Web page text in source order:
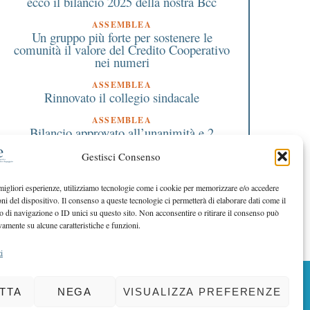
Gestisci Consenso
esperienze, utilizziamo tecnologie come i cookie per memorizzare e/o accedere
del dispositivo. Il consenso a queste tecnologie ci permetterà di elaborare dati come il
di navigazione o ID unici su questo sito. Non acconsentire o ritirare il consenso può
su alcune caratteristiche e funzioni.
NEGA VISUALIZZA PREFERENZE
ASSEMBLEA
Un gruppo più forte per sostenere le
comunità il valore del Credito Cooperativo
nei numeri
ASSEMBLEA
Rinnovato il collegio sindacale
ASSEMBLEA
Bilancio approvato all’unanimità e 2
EDITORIALE PRESIDENTE
Costruire futuro insieme
BACK TO TOP